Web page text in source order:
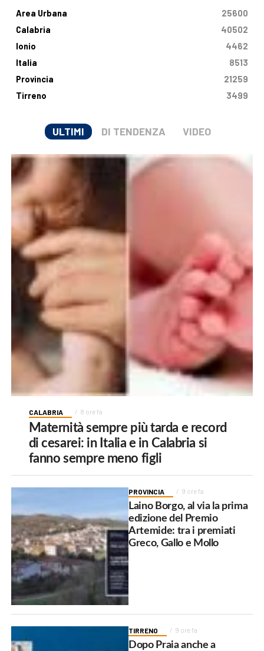
Area Urbana
25600
Calabria
40502
Ionio
4462
Italia
8513
Provincia
21259
Tirreno
3499
ULTIMI DI TENDENZA VIDEO
CALABRIA 8 ore fa
Maternità sempre più tarda e record
di cesarei: in Italia e in Calabria si
fanno sempre meno figli
PROVINCIA 9 ore fa
Laino Borgo, al via la prima
edizione del Premio
Artemide: tra i premiati
Greco, Gallo e Mollo
TIRRENO 9 ore fa
Dopo Praia anche a